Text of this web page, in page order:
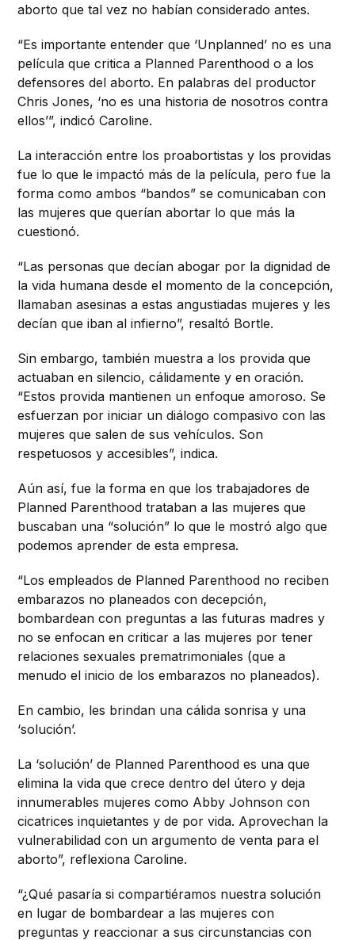
aborto que tal vez no habían considerado antes.
“Es importante entender que ‘Unplanned’ no es una
película que critica a Planned Parenthood o a los
defensores del aborto. En palabras del productor
Chris Jones, ‘no es una historia de nosotros contra
ellos’”, indicó Caroline.
La interacción entre los proabortistas y los providas
fue lo que le impactó más de la película, pero fue la
forma como ambos “bandos” se comunicaban con
las mujeres que querían abortar lo que más la
cuestionó.
“Las personas que decían abogar por la dignidad de
la vida humana desde el momento de la concepción,
llamaban asesinas a estas angustiadas mujeres y les
decían que iban al infierno”, resaltó Bortle.
Sin embargo, también muestra a los provida que
actuaban en silencio, cálidamente y en oración.
“Estos provida mantienen un enfoque amoroso. Se
esfuerzan por iniciar un diálogo compasivo con las
mujeres que salen de sus vehículos. Son
respetuosos y accesibles”, indica.
Aún así, fue la forma en que los trabajadores de
Planned Parenthood trataban a las mujeres que
buscaban una “solución” lo que le mostró algo que
podemos aprender de esta empresa.
“Los empleados de Planned Parenthood no reciben
embarazos no planeados con decepción,
bombardean con preguntas a las futuras madres y
no se enfocan en criticar a las mujeres por tener
relaciones sexuales prematrimoniales (que a
menudo el inicio de los embarazos no planeados).
En cambio, les brindan una cálida sonrisa y una
‘solución’.
La ‘solución’ de Planned Parenthood es una que
elimina la vida que crece dentro del útero y deja
innumerables mujeres como Abby Johnson con
cicatrices inquietantes y de por vida. Aprovechan la
vulnerabilidad con un argumento de venta para el
aborto”, reflexiona Caroline.
“¿Qué pasaría si compartiéramos nuestra solución
en lugar de bombardear a las mujeres con
preguntas y reaccionar a sus circunstancias con